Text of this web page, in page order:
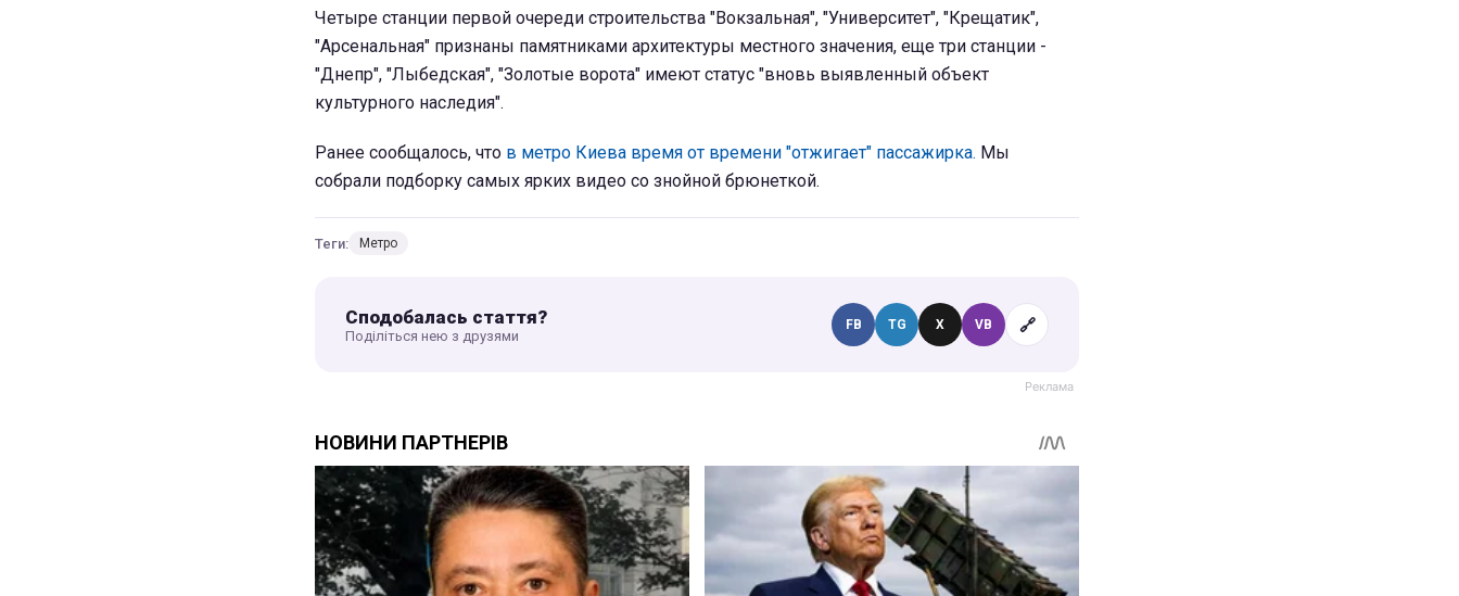
Четыре станции первой очереди строительства "Вокзальная", "Университет", "Крещатик",
"Арсенальная" признаны памятниками архитектуры местного значения, еще три станции -
"Днепр", "Лыбедская", "Золотые ворота" имеют статус "вновь выявленный объект
культурного наследия".
Ранее сообщалось, что в метро Киева время от времени "отжигает" пассажирка. Мы
собрали подборку самых ярких видео со знойной брюнеткой.
Теги: Метро
Сподобалась стаття?
Поділіться нею з друзями
FB TG X VB 🔗